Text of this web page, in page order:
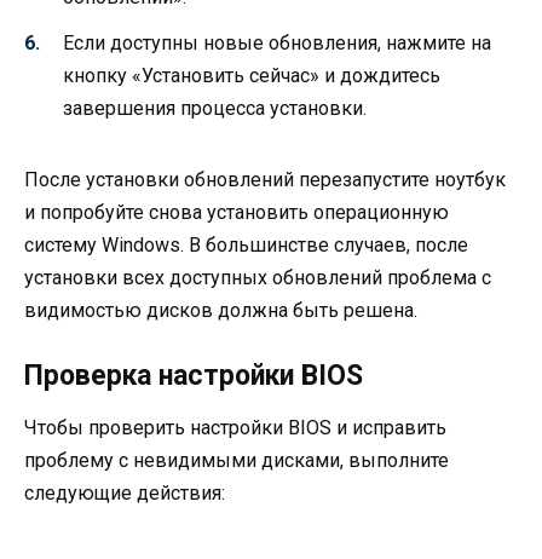
Если доступны новые обновления, нажмите на
кнопку «Установить сейчас» и дождитесь
завершения процесса установки.
После установки обновлений перезапустите ноутбук
и попробуйте снова установить операционную
систему Windows. В большинстве случаев, после
установки всех доступных обновлений проблема с
видимостью дисков должна быть решена.
Проверка настройки BIOS
Чтобы проверить настройки BIOS и исправить
проблему с невидимыми дисками, выполните
следующие действия: